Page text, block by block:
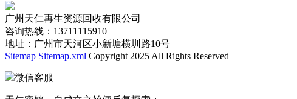
广州天仁再生资源回收有限公司
咨询热线：13711115910
地址：广州市天河区小新塘横圳路10号
Sitemap Sitemap.xml Copyright 2025 All Rights Reserved
微信客服